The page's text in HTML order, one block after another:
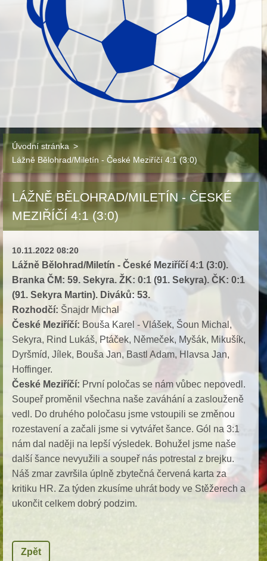
Úvodní stránka >
Lážně Bělohrad/Miletín - České Meziříčí 4:1 (3:0)
LÁŽNĚ BĚLOHRAD/MILETÍN - ČESKÉ
MEZIŘÍČÍ 4:1 (3:0)
10.11.2022 08:20
Lážně Bělohrad/Miletín - České Meziříčí 4:1 (3:0).
Branka ČM: 59. Sekyra. ŽK: 0:1 (91. Sekyra). ČK: 0:1
(91. Sekyra Martin). Diváků: 53.
Rozhodčí: Šnajdr Michal
České Meziříčí: Bouša Karel - Vlášek, Šoun Michal,
Sekyra, Rind Lukáš, Ptáček, Němeček, Myšák, Mikušík,
Dyršmíd, Jílek, Bouša Jan, Bastl Adam, Hlavsa Jan,
Hoffinger.
České Meziříčí: První poločas se nám vůbec nepovedl.
Soupeř proměnil všechna naše zaváhání a zaslouženě
vedl. Do druhého poločasu jsme vstoupili se změnou
rozestavení a začali jsme si vytvářet šance. Gól na 3:1
nám dal naději na lepší výsledek. Bohužel jsme naše
další šance nevyužili a soupeř nás potrestal z brejku.
Náš zmar završila úplně zbytečná červená karta za
kritiku HR. Za týden zkusíme uhrát body ve Stěžerech a
ukončit celkem dobrý podzim.
Zpět